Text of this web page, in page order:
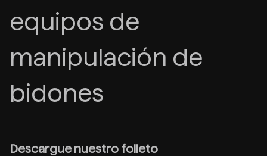
equipos de
manipulación de
bidones
Descargue nuestro folleto